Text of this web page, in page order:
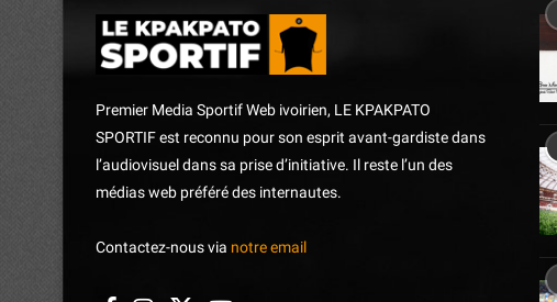
Premier Media Sportif Web ivoirien, LE KPAKPATO
SPORTIF est reconnu pour son esprit avant-gardiste dans
l’audiovisuel dans sa prise d’initiative. Il reste l’un des
médias web préféré des internautes.
Contactez-nous via notre email